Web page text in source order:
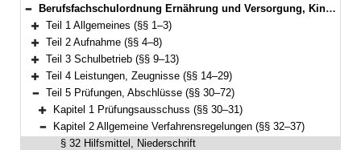
Bereich reduzieren
Berufsfachschulordnung Ernährung und Versorgung, Kinderpflege, Sozialpflege, Hotel- und Tourismusmanagement, Informatik und Fremdsprachenberufe (Berufsfachschulordnung – BFSO) Vom 25. Mai 2023 (GVBl. S. 257) BayRS 2236-4-1-9-K (§§ 1–75)
Bereich erweitern
Teil 1 Allgemeines (§§ 1–3)
Bereich erweitern
Teil 2 Aufnahme (§§ 4–8)
Bereich erweitern
Teil 3 Schulbetrieb (§§ 9–13)
Bereich erweitern
Teil 4 Leistungen, Zeugnisse (§§ 14–29)
Bereich reduzieren
Teil 5 Prüfungen, Abschlüsse (§§ 30–72)
Bereich erweitern
Kapitel 1 Prüfungsausschuss (§§ 30–31)
Bereich reduzieren
Kapitel 2 Allgemeine Verfahrensregelungen (§§ 32–37)
§ 32 Hilfsmittel, Niederschrift